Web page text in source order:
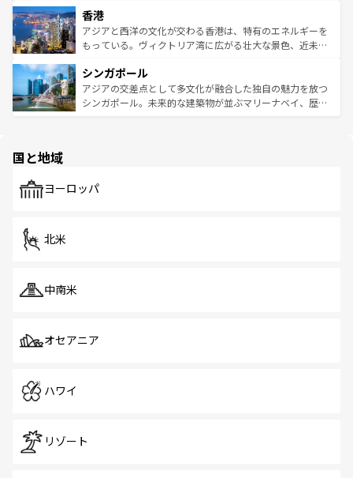
とつ。フォーやバインミー、ベトナムコーヒーなどは、ぜ
ひ現地で味わいたい。どの地域を訪れてもあたたかい人々
が旅行者を迎えてくれるので、きっと忘れられない旅にな
参照してほしい。
の活気が交差している。北部ではチェンマイなどの山岳地
帯で自然と触れ合い、南部ではプーケットやクラビの美し
いビーチでリゾート気分を楽しむことができる。タイ料理
激する。気候は一年中温暖で、どの季節にも異なる楽しみ
が待っている。親しみやすいタイの人々、仏教を中心とし
た文化、そして多様な観光資源が、訪れる旅人を魅了し続
香港
アジアと西洋の文化が交わる香港は、特有のエネルギーを
もっている。ヴィクトリア湾に広がる壮大な景色、近未来
み、どこを訪れても感動するはず。観光スポットが密集し
ており、効率よく見どころを回れるのも魅力。息をのむよ
うな絶景から文化的な体験まで、香港を存分に楽しみ尽く
シンガポール
アジアの交差点として多文化が融合した独自の魅力を放つ
シンガポール。未来的な建築物が並ぶマリーナベイ、歴史
で、ホーカーズは地元の風情を楽しめる外せないスポット
国と地域
ヨーロッパ
北米
中南米
オセアニア
ハワイ
リゾート